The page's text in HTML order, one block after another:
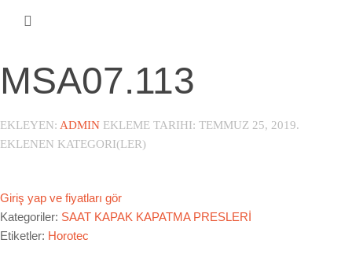
MSA07.113
EKLEYEN: ADMIN EKLEME TARIHI: TEMMUZ 25, 2019.
EKLENEN KATEGORI(LER)
Giriş yap ve fiyatları gör
Kategoriler: SAAT KAPAK KAPATMA PRESLERİ
Etiketler: Horotec